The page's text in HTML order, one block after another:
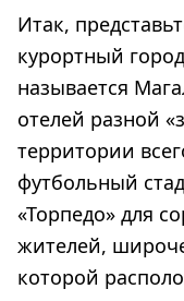
Итак,
курортный
называется
отелей разной
территории
футбольный
«Торпедо» для
жителей,
которой